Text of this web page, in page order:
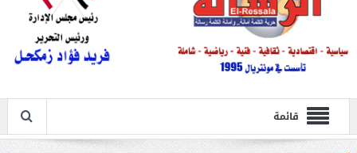
قائمة